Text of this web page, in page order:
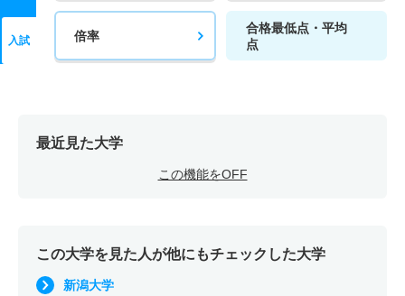
入試 倍率
合格最低点・平均
点
最近見た大学
この機能をOFF
この大学を見た人が他にもチェックした大学
新潟大学